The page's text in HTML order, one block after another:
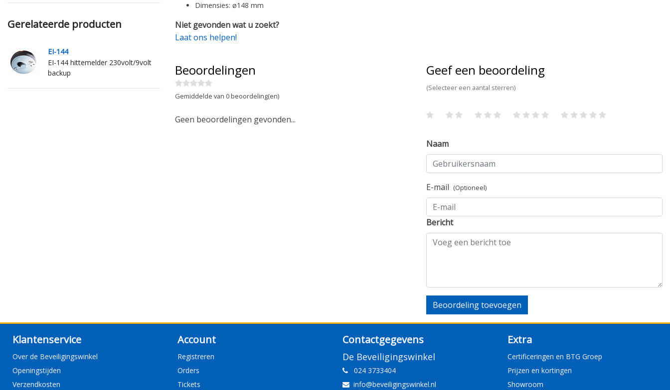
Gerelateerde producten
EI-144
EI-144 hittemelder 230volt/9volt
backup
Dimensies: ø148 mm
Niet gevonden wat u zoekt?
Laat ons helpen!
Beoordelingen
Gemiddelde van 0 beoordeling(en)
Geen beoordelingen gevonden...
Geef een beoordeling
(Selecteer een aantal sterren)
Naam
E-mail (Optioneel)
Bericht
Beoordeling toevoegen
Klantenservice
Over de Beveiligingswinkel
Openingstijden
Verzendkosten
Account
Registreren
Orders
Tickets
Contactgegevens
De Beveiligingswinkel
024 3733404
info@beveiligingswinkel.nl
Extra
Certificeringen en BTG Groep
Prijzen en kortingen
Showroom